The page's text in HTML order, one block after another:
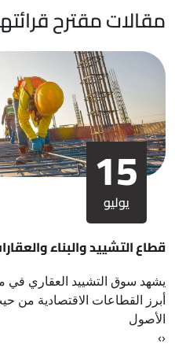
مقالات مقترح
15
يوليو
قطاع التشييد والبناء
يشهد سوق التشييد العقاري في
أبرز القطاعات الاقتصادية من
الأصول
‹
›